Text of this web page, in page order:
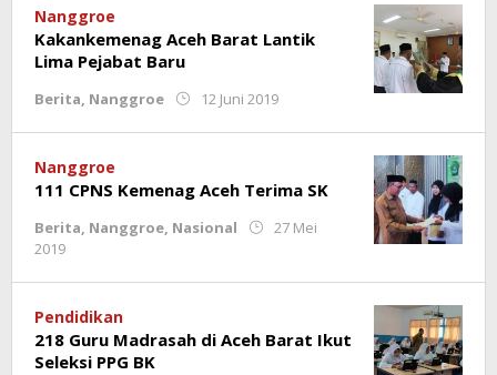
Nanggroe
Kakankemenag Aceh Barat Lantik
Lima Pejabat Baru
Berita, Nanggroe 12 Juni 2019
Trisnamal
Nanggroe
111 CPNS Kemenag Aceh Terima SK
Berita, Nanggroe, Nasional
27 Mei
2019
Trisnamal
Pendidikan
218 Guru Madrasah di Aceh Barat Ikut
Seleksi PPG BK